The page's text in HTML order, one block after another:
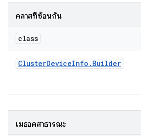
คลาสที่ซ้อนกัน
class
ClusterDeviceInfo . Builder
เมธอดสาธารณะ